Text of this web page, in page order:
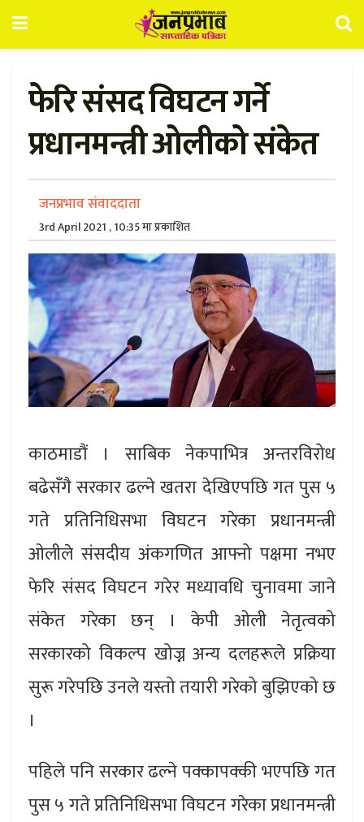
फेरि संसद विघटन गर्ने
प्रधानमन्त्री ओलीको संकेत
जनप्रभाव संवाददाता
3rd April 2021 , 10:35 मा प्रकाशित
काठमाडौं । साबिक नेकपाभित्र अन्तरविरोध
बढेसँगै सरकार ढल्ने खतरा देखिएपछि गत पुस ५
गते प्रतिनिधिसभा विघटन गरेका प्रधानमन्त्री
ओलीले संसदीय अंकगणित आफ्नो पक्षमा नभए
फेरि संसद विघटन गरेर मध्यावधि चुनावमा जाने
संकेत गरेका छन् । केपी ओली नेतृत्वको
सरकारको विकल्प खोज्न अन्य दलहरूले प्रक्रिया
सुरू गरेपछि उनले यस्तो तयारी गरेको बुझिएको छ
।
पहिले पनि सरकार ढल्ने पक्कापक्की भएपछि गत
पुस ५ गते प्रतिनिधिसभा विघटन गरेका प्रधानमन्त्री